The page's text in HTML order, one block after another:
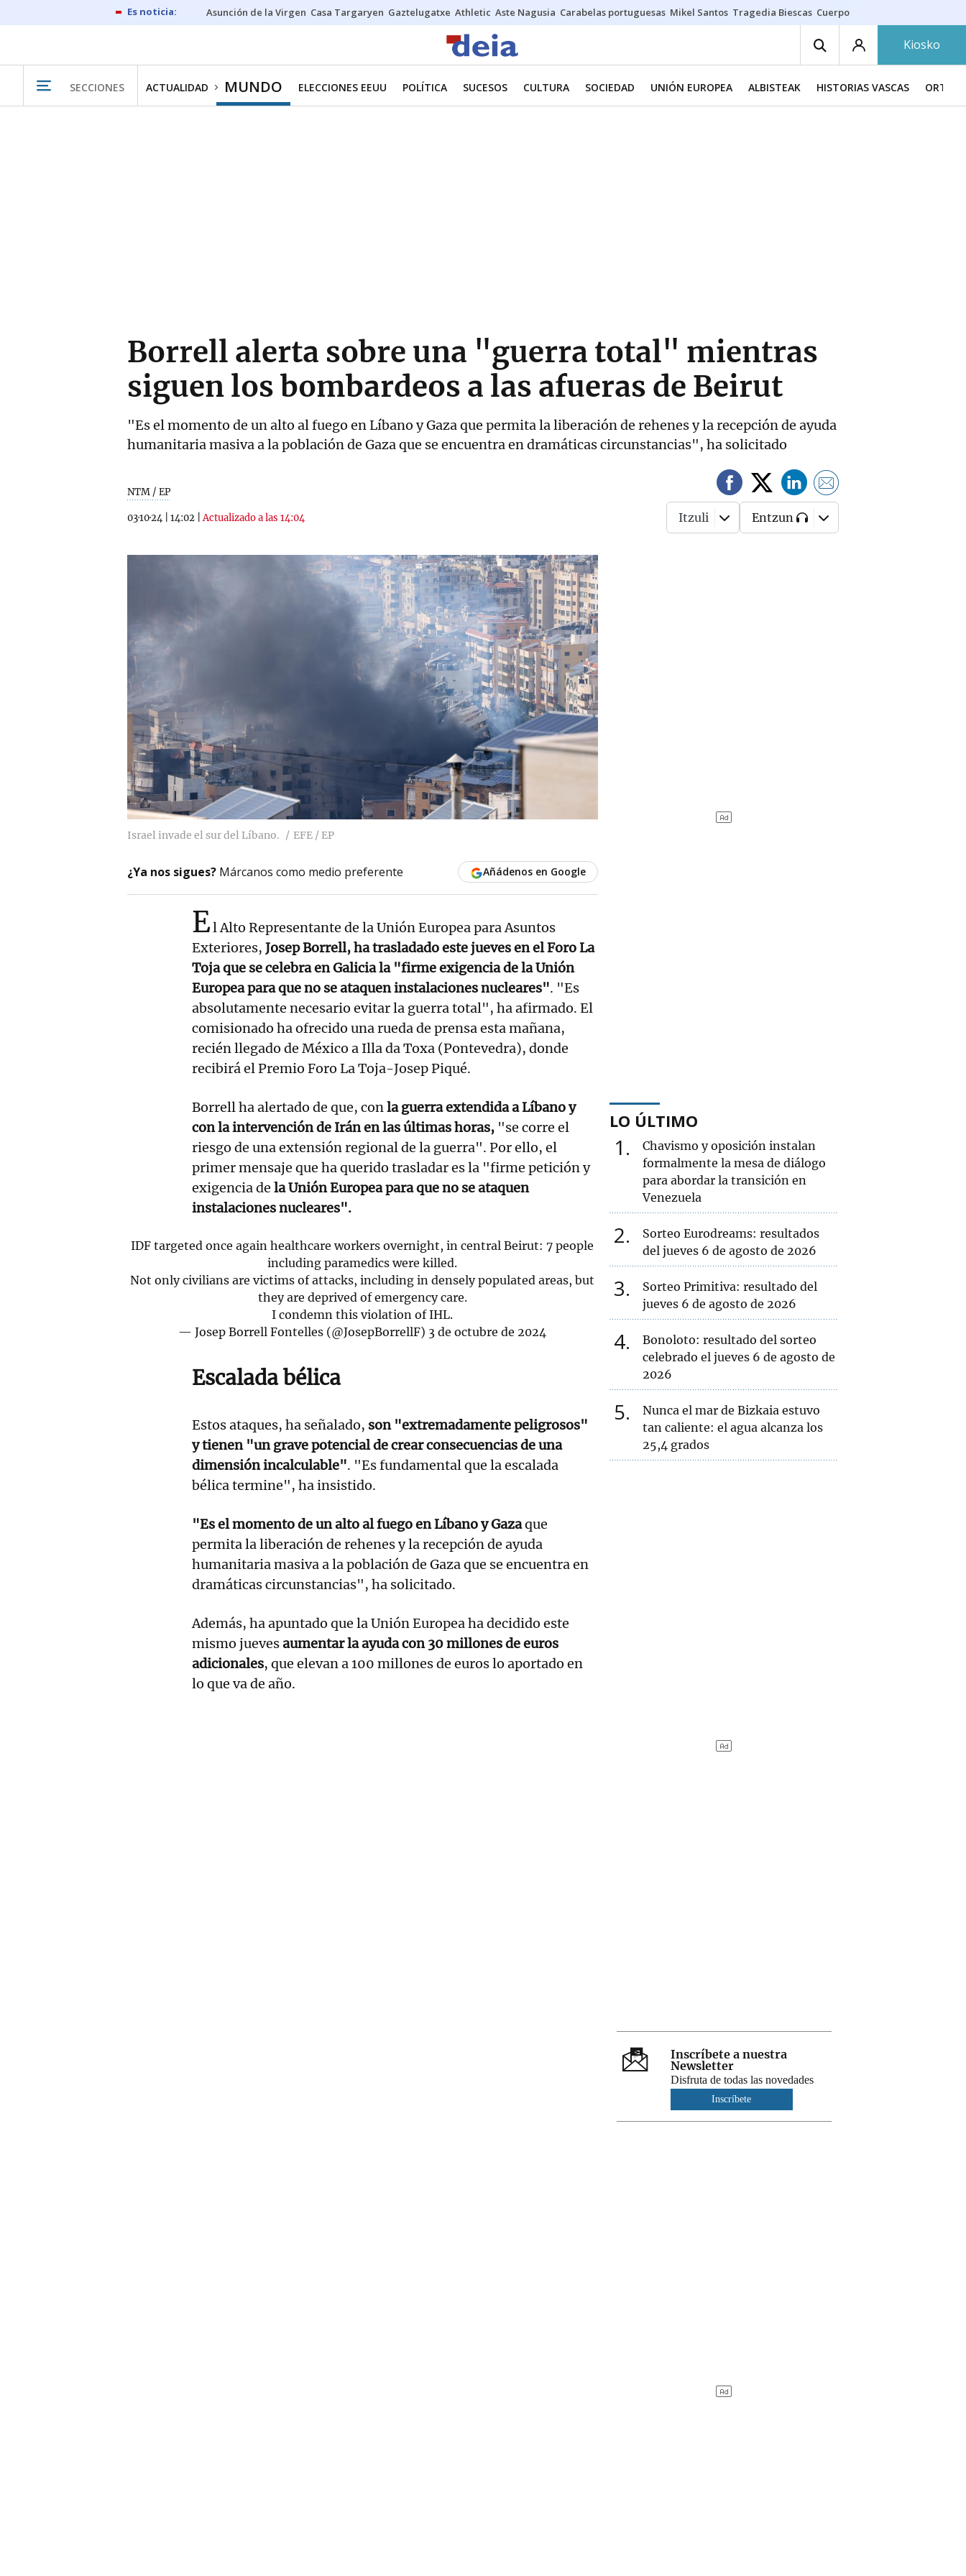
Asunción de la Virgen Casa Targaryen Gaztelugatxe Athletic Aste Nagusia Carabelas portuguesas Mikel Santos Tragedia Biescas Cuerpo ría
Kiosko
SECCIONES ACTUALIDAD MUNDO ELECCIONES EEUU POLÍTICA SUCESOS CULTURA SOCIEDAD UNIÓN EUROPEA ALBISTEAK HISTORIAS VASCAS
Borrell alerta sobre una "guerra total" mientras
siguen los bombardeos a las afueras de Beirut
"Es el momento de un alto al fuego en Líbano y Gaza que permita la liberación de rehenes y la recepción de ayuda
humanitaria masiva a la población de Gaza que se encuentra en dramáticas circunstancias", ha solicitado
NTM / EP
03·10·24 14:02 |Actualizado a las 14:04 Itzuli Entzun
Israel invade el sur del Líbano. EFE / EP
¿Ya nos sigues? Márcanos como medio preferente Añádenos en Google
El Alto Representante de la Unión Europea para Asuntos
Exteriores, Josep Borrell, ha trasladado este jueves en el Foro La
Toja que se celebra en Galicia la "firme exigencia de la Unión
Europea para que no se ataquen instalaciones nucleares". "Es
absolutamente necesario evitar la guerra total", ha afirmado. El
comisionado ha ofrecido una rueda de prensa esta mañana,
recién llegado de México a Illa da Toxa (Pontevedra), donde
recibirá el Premio Foro La Toja-Josep Piqué.
Borrell ha alertado de que, conla guerra extendida a Líbano y
con la intervención de Irán en las últimas horas, "se corre el
riesgo de una extensión regional de la guerra". Por ello, el
primer mensaje que ha querido trasladar es la "firme petición y
exigencia de la Unión Europea para que no se ataquen
instalaciones nucleares".
IDF targeted once again healthcare workers overnight, in central Beirut: 7 people
including paramedics were killed.
Not only civilians are victims of attacks, including in densely populated areas, but
they are deprived of emergency care.
I condemn this violation of IHL.
— Josep Borrell Fontelles (@JosepBorrellF) 3 de octubre de 2024
Escalada bélica
Estos ataques, ha señalado, son "extremadamente peligrosos"
y tienen "un grave potencial de crear consecuencias de una
dimensión incalculable". "Es fundamental que la escalada
bélica termine", ha insistido.
"Es el momento de un alto al fuego en Líbano y Gazaque
permita la liberación de rehenes y la recepción de ayuda
humanitaria masiva a la población de Gaza que se encuentra en
dramáticas circunstancias", ha solicitado.
Además, ha apuntado que la Unión Europea ha decidido este
mismo juevesaumentar la ayuda con 30 millones de euros
adicionales, que elevan a 100 millones de euros lo aportado en
lo que va de año.
LO ÚLTIMO
1
Chavismo y oposición instalan
formalmente la mesa de diálogo
para abordar la transición en
Venezuela
2
Sorteo Eurodreams: resultados
del jueves 6 de agosto de 2026
3
Sorteo Primitiva: resultado del
jueves 6 de agosto de 2026
4
Bonoloto: resultado del sorteo
celebrado el jueves 6 de agosto de
2026
5
Nunca el mar de Bizkaia estuvo
tan caliente: el agua alcanza los
25,4 grados
Inscríbete a nuestra
Newsletter
Disfruta de todas las novedades
Inscríbete